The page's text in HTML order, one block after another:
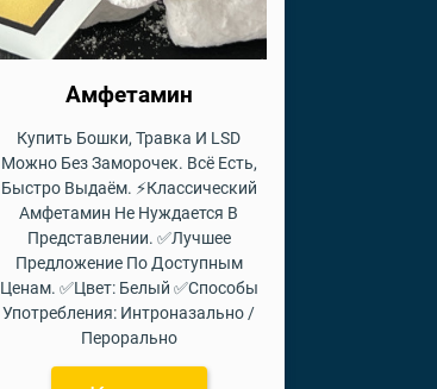
Амфетамин
Купить Бошки, Травка И LSD
Можно Без Заморочек. Всё Есть,
Быстро Выдаём. ⚡Классический
Амфетамин Не Нуждается В
Представлении. ✅Лучшее
Предложение По Доступным
Ценам. ✅Цвет: Белый ✅Способы
Употребления: Интроназально /
Перорально